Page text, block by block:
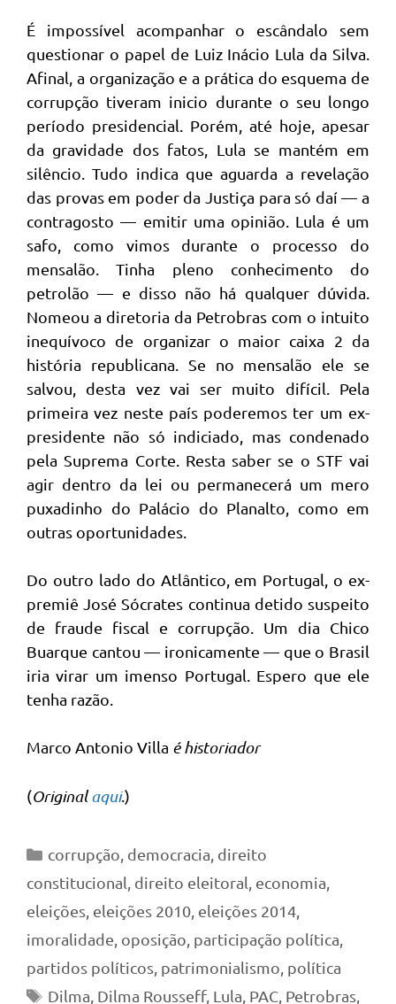
É impossível acompanhar o escândalo sem
questionar o papel de Luiz Inácio Lula da Silva.
Afinal, a organização e a prática do esquema de
corrupção tiveram inicio durante o seu longo
período presidencial. Porém, até hoje, apesar
da gravidade dos fatos, Lula se mantém em
silêncio. Tudo indica que aguarda a revelação
das provas em poder da Justiça para só daí — a
contragosto — emitir uma opinião. Lula é um
safo, como vimos durante o processo do
mensalão. Tinha pleno conhecimento do
petrolão — e disso não há qualquer dúvida.
Nomeou a diretoria da Petrobras com o intuito
inequívoco de organizar o maior caixa 2 da
história republicana. Se no mensalão ele se
salvou, desta vez vai ser muito difícil. Pela
primeira vez neste país poderemos ter um ex-
presidente não só indiciado, mas condenado
pela Suprema Corte. Resta saber se o STF vai
agir dentro da lei ou permanecerá um mero
puxadinho do Palácio do Planalto, como em
outras oportunidades.
Do outro lado do Atlântico, em Portugal, o ex-
premiê José Sócrates continua detido suspeito
de fraude fiscal e corrupção. Um dia Chico
Buarque cantou — ironicamente — que o Brasil
iria virar um imenso Portugal. Espero que ele
tenha razão.
Marco Antonio Villa é historiador
(Originalaqui.)
Categorias
corrupção democracia direito
constitucional direito eleitoral economia
eleições eleições 2010 eleições 2014
imoralidade oposição participação política
partidos políticos patrimonialismo política
Tags
Dilma Dilma Rousseff, Lula PAC, Petrobras,